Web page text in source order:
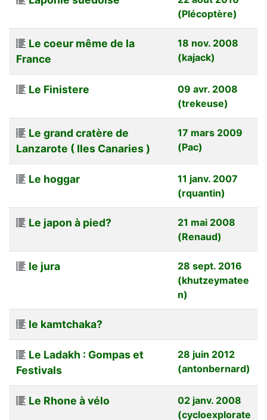
(Plécoptère)
Le coeur même de la
France
18 nov. 2008
(kajack)
Le Finistere
09 avr. 2008
(trekeuse)
Le grand cratère de
Lanzarote ( Iles Canaries )
17 mars 2009
(Pac)
Le hoggar
11 janv. 2007
(rquantin)
Le japon à pied?
21 mai 2008
(Renaud)
le jura
28 sept. 2016
(khutzeymatee
n)
le kamtchaka?
Le Ladakh : Gompas et
Festivals
28 juin 2012
(antonbernard)
Le Rhone à vélo
02 janv. 2008
(cycloexplorate